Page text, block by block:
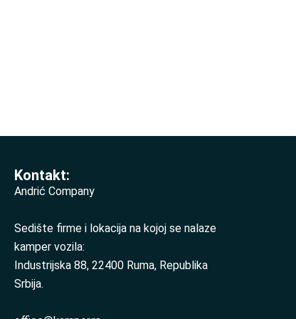
Kontakt:
Andrić Company
Sedište firme i lokacija na kojoj se nalaze
kamper vozila:
Industrijska 88, 22400 Ruma, Republika
Srbija.